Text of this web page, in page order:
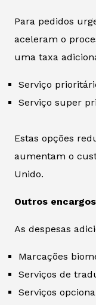
Para pedidos
aceleram o
uma taxa
Serviço
Serviço super
Estas opções
aumentam o
Unido.
Outros encargos
As despesas
Marcações
Serviços de
Serviços